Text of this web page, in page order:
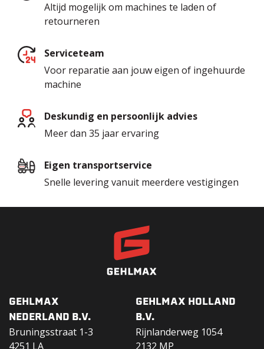
Altijd mogelijk om machines te laden of
retourneren
Serviceteam
Voor reparatie aan jouw eigen of ingehuurde
machine
Deskundig en persoonlijk advies
Meer dan 35 jaar ervaring
Eigen transportservice
Snelle levering vanuit meerdere vestigingen
GEHLMAX
NEDERLAND B.V.
Bruningsstraat 1-3
4251 LA
GEHLMAX HOLLAND
B.V.
Rijnlanderweg 1054
2132 MP